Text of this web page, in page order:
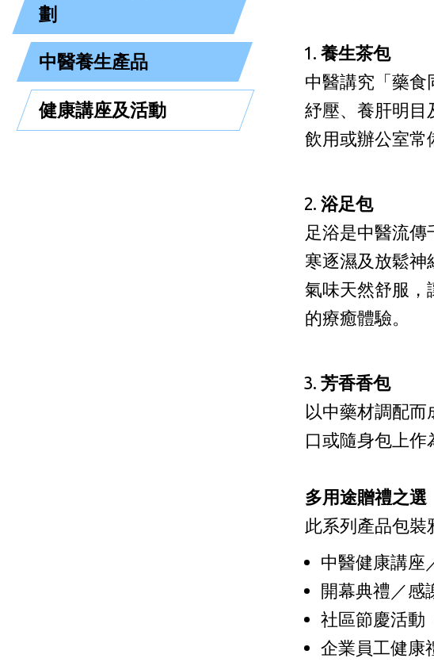
劃
中醫養生產品
健康講座及活動
養生茶包
中醫講究「藥食
紓壓、養肝明目
飲用或辦公室常
浴足包
足浴是中醫流
寒逐濕及放鬆神
氣味天然舒服，
的療癒體驗。
芳香香包
以中藥材調配
口或隨身包上作
多用途贈禮之選
此系列產品包裝
中醫健康講座
開幕典禮／感
社區節慶活動
企業員工健康